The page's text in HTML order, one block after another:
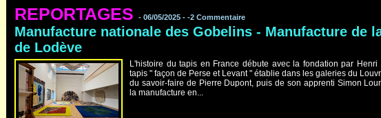
REPORTAGES - 06/05/2025 - -2 Commentaire
Manufacture nationale des Gobelins - Manufacture de
de Lodève
L'histoire du tapis en France débute avec la fondation par Henri
tapis " façon de Perse et Levant " établie dans les galeries du
du savoir-faire de Pierre Dupont, puis de son apprenti Simon
la manufacture en...